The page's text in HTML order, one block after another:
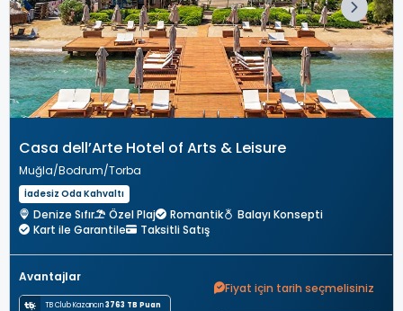
Casa dell’Arte Hotel of Arts & Leisure
Muğla Bodrum Torba
İadesiz Oda Kahvaltı
Denize Sıfır Özel Plaj Romantik
Balayı Konsepti
Kart ile Garantile
Taksitli Satış
Avantajlar
TB Club Kazancın3763 TB Puan
Fiyat için tarih seçmelisiniz